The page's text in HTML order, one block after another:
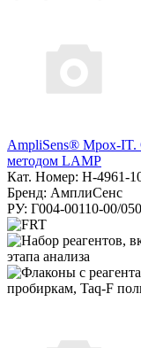
AmpliSens® Mpox-IT.
методом LAMP
Кат. Номер: H-4961-
Бренд: АмплиСенс
РУ: Г004-00110-00/